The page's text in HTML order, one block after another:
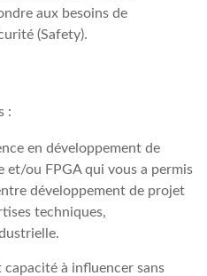
aux besoins de
(Safety).
:
en développement de
et/ou FPGA qui vous a permis
développement de projet
techniques,
capacité à influencer sans